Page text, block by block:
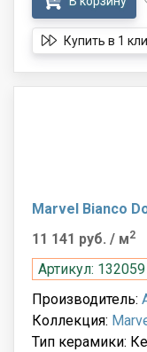
Купить в 1
Marvel Bianco
11 141 руб. / м2
Артикул: 132059
Производитель:
Коллекция:
Тип керамики: